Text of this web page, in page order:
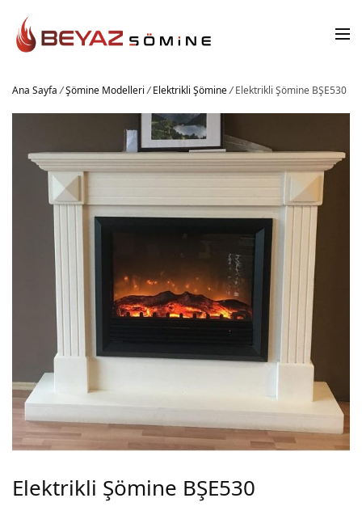
Ana Sayfa /Şömine Modelleri / Elektrikli Şömine/Elektrikli Şömine BŞE530
Elektrikli Şömine BŞE530